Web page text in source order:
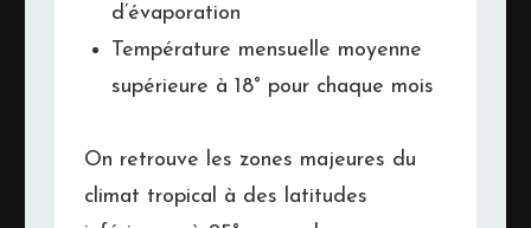
d’évaporation
Température mensuelle moyenne
supérieure à 18° pour chaque mois
On retrouve les zones majeures du
climat tropical à des latitudes